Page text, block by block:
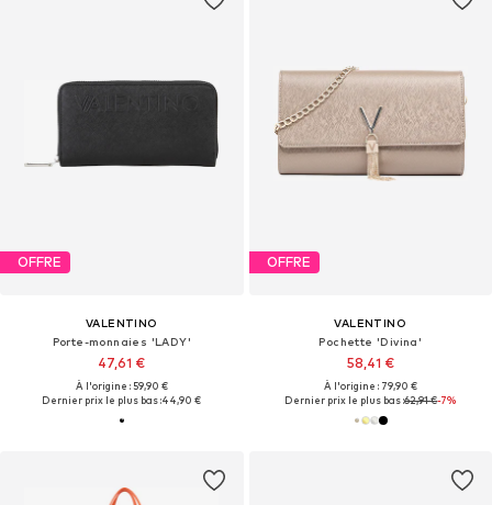
OFFRE
VALENTINO
Porte-monnaies 'LADY'
47,61 €
À l'origine : 59,90 €
Dernier prix le plus bas :44,90 €
OFFRE
VALENTINO
Pochette 'Divina'
58,41 €
À l'origine : 79,90 €
Dernier prix le plus bas :62,91 €-7%